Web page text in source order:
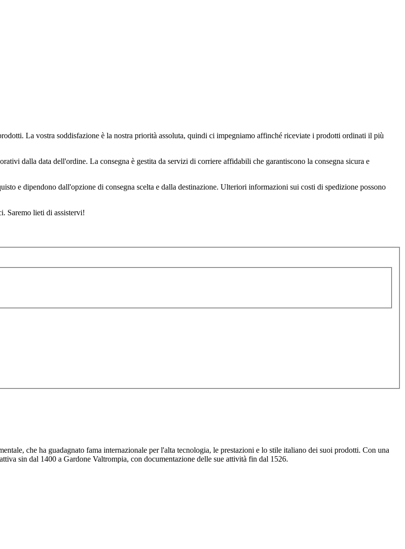
La vostra soddisfazione è la nostra priorità assoluta, quindi ci impegniamo affinché riceviate i prodotti ordinati il più
dalla data dell'ordine. La consegna è gestita da servizi di corriere affidabili che garantiscono la consegna sicura e
e dipendono dall'opzione di consegna scelta e dalla destinazione. Ulteriori informazioni sui costi di spedizione possono
Saremo lieti di assistervi!
che ha guadagnato fama internazionale per l'alta tecnologia, le prestazioni e lo stile italiano dei suoi prodotti. Con una
sin dal 1400 a Gardone Valtrompia, con documentazione delle sue attività fin dal 1526.